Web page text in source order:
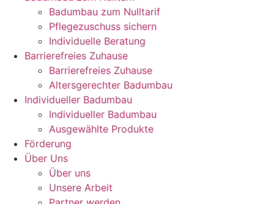
Badumbau zum Nulltarif
Pflegezuschuss sichern
Individuelle Beratung
Barrierefreies Zuhause
Barrierefreies Zuhause
Altersgerechter Badumbau
Individueller Badumbau
Individueller Badumbau
Ausgewählte Produkte
Förderung
Über Uns
Über uns
Unsere Arbeit